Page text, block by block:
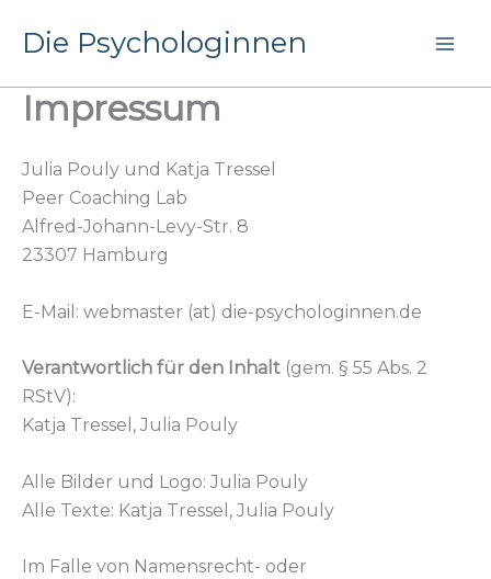
InhaltDie Psychologinnen
Impressum
Julia Pouly und Katja Tressel
Peer Coaching Lab
Alfred-Johann-Levy-Str. 8
23307 Hamburg
E-Mail: webmaster (at) die-psychologinnen.de
Verantwortlich für den Inhalt (gem. § 55 Abs. 2
RStV):
Katja Tressel, Julia Pouly
Alle Bilder und Logo: Julia Pouly
Alle Texte: Katja Tressel, Julia Pouly
Im Falle von Namensrecht- oder